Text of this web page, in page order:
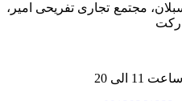
مجتمع تجاری تفریحی امیر،
الی 20